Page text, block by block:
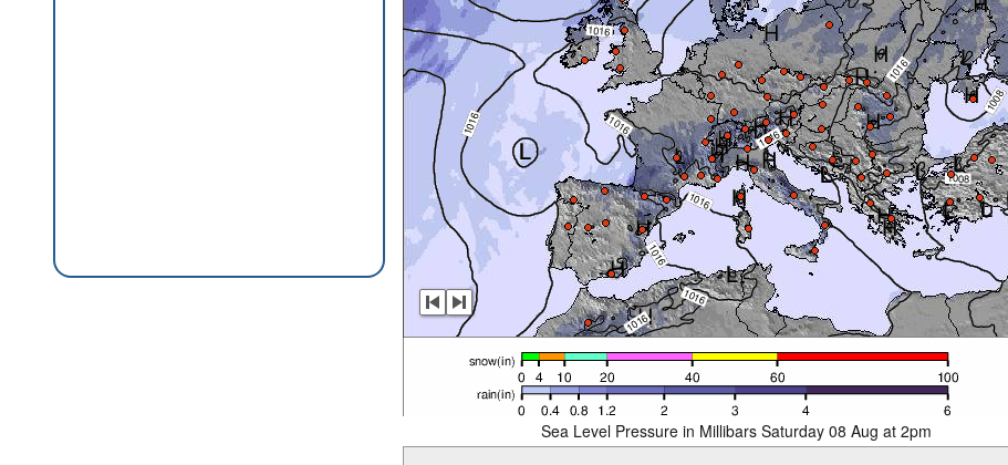
Sea Level Pressure in Millibars Saturday 08 Aug at 2pm